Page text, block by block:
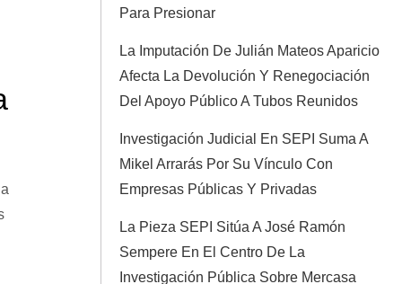
Para Presionar
La Imputación De Julián Mateos Aparicio
Afecta La Devolución Y Renegociación
Del Apoyo Público A Tubos Reunidos
Investigación Judicial En SEPI Suma A
Mikel Arrarás Por Su Vínculo Con
Empresas Públicas Y Privadas
La Pieza SEPI Sitúa A José Ramón
Sempere En El Centro De La
Investigación Pública Sobre Mercasa